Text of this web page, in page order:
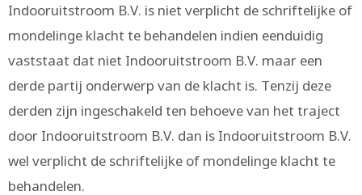
Indooruitstroom B.V. is niet verplicht de schriftelijke of
mondelinge klacht te behandelen indien eenduidig
vaststaat dat niet Indooruitstroom B.V. maar een
derde partij onderwerp van de klacht is. Tenzij deze
derden zijn ingeschakeld ten behoeve van het traject
door Indooruitstroom B.V. dan is Indooruitstroom B.V.
wel verplicht de schriftelijke of mondelinge klacht te
behandelen.